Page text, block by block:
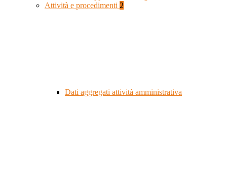
Attività e procedimenti 2
Dati aggregati attività amministrativa